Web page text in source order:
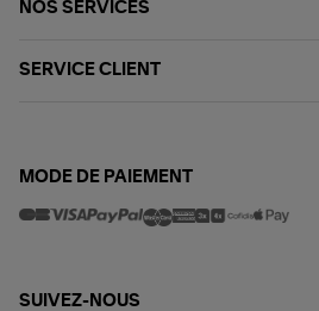
NOS SERVICES
SERVICE CLIENT
MODE DE PAIEMENT
SUIVEZ-NOUS